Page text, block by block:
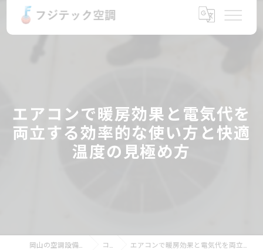
エアコンで暖房効果と電気代を
両立する効率的な使い方と快適
温度の見極め方
コラム エアコンで暖房効果と電気代を両立する効率的な使い方と快適温度の見極め方